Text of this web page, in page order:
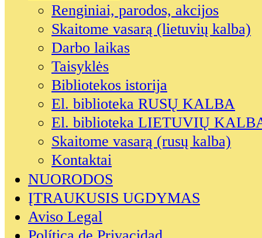
Renginiai, parodos, akcijos
Skaitome vasarą (lietuvių kalba)
Darbo laikas
Taisyklės
Bibliotekos istorija
El. biblioteka RUSŲ KALBA
El. biblioteka LIETUVIŲ
Skaitome vasarą (rusų kalba)
Kontaktai
NUORODOS
ĮTRAUKUSIS UGDYMAS
Aviso Legal